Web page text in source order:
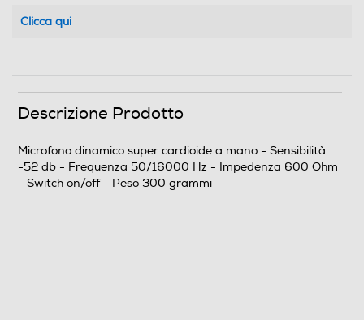
Clicca qui
Descrizione Prodotto
Microfono dinamico super cardioide a mano - Sensibilità
-52 db - Frequenza 50/16000 Hz - Impedenza 600 Ohm
- Switch on/off - Peso 300 grammi